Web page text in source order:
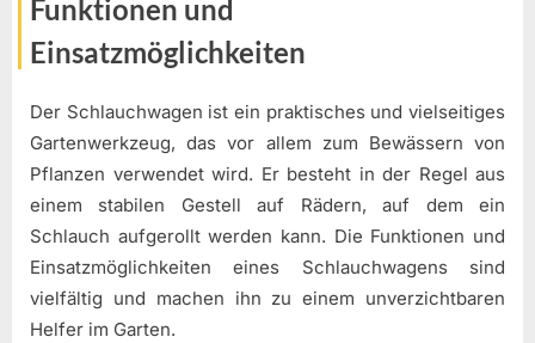
Funktionen und
Einsatzmöglichkeiten
Der Schlauchwagen ist ein praktisches und vielseitiges
Gartenwerkzeug, das vor allem zum Bewässern von
Pflanzen verwendet wird. Er besteht in der Regel aus
einem stabilen Gestell auf Rädern, auf dem ein
Schlauch aufgerollt werden kann. Die Funktionen und
Einsatzmöglichkeiten eines Schlauchwagens sind
vielfältig und machen ihn zu einem unverzichtbaren
Helfer im Garten.